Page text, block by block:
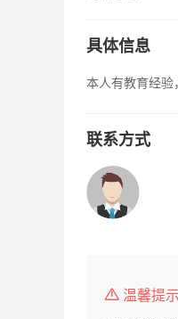
具体信息
本人有教育经验
联系方式
温馨提示